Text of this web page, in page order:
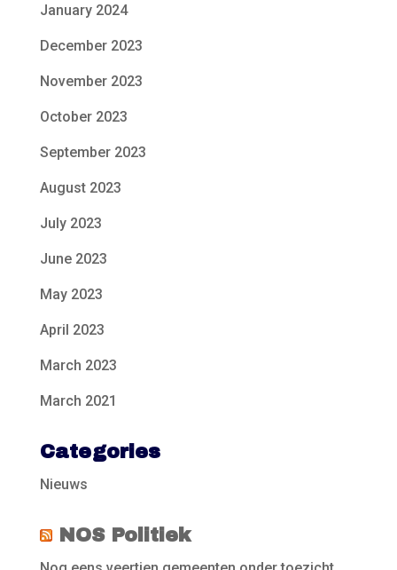
January 2024
December 2023
November 2023
October 2023
September 2023
August 2023
July 2023
June 2023
May 2023
April 2023
March 2023
March 2021
Categories
Nieuws
NOS Politiek